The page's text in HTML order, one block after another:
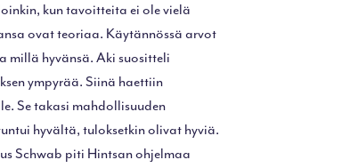
kun tavoitteita ei ole vielä
ovat teoriaa. Käytännössä arvot
millä hyvänsä. Aki suositteli
ympyrää. Siinä haettiin
Se takasi mahdollisuuden
hyvältä, tuloksetkin olivat hyviä.
Schwab piti Hintsan ohjelmaa